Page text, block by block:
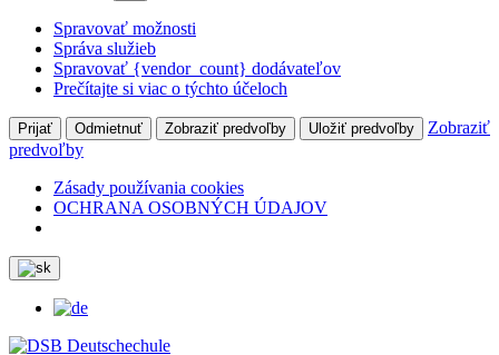
Spravovať možnosti
Správa služieb
Spravovať {vendor_count} dodávateľov
Prečítajte si viac o týchto účeloch
Prijať Odmietnuť Zobraziť predvoľby Uložiť predvoľby
Zobraziť
predvoľby
Zásady používania cookies
OCHRANA OSOBNÝCH ÚDAJOV